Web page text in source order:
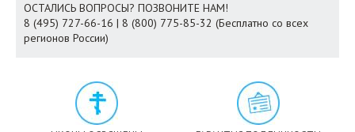
ОСТАЛИСЬ ВОПРОСЫ? ПОЗВОНИТЕ НАМ!
8 (495) 727-66-16 | 8 (800) 775-85-32 (Бесплатно со всех
регионов России)